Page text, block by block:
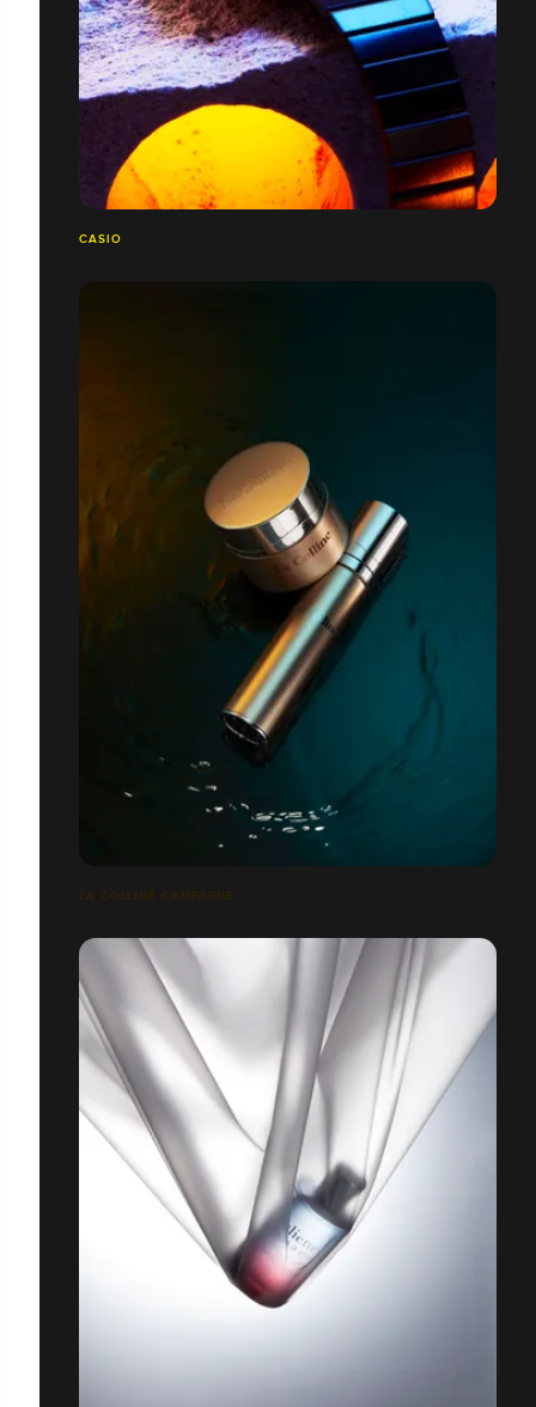
CASIO
LA COLLINE CAMPAGNE